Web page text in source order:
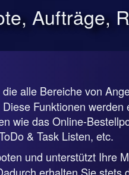
Aufträge,
alle Bereiche von
Funktionen
wie das Online-
& Task Listen, etc.
und unterstützt Ihre